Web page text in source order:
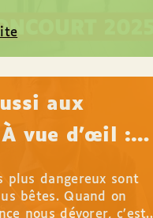
aux
vue d’œil :
plus dangereux sont
bêtes. Quand on
nous dévorer, c’est